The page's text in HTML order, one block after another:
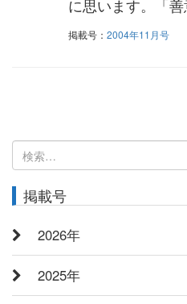
に思います。「
掲載号： 2004年11月号
検
索:
掲載号
2026年
2025年